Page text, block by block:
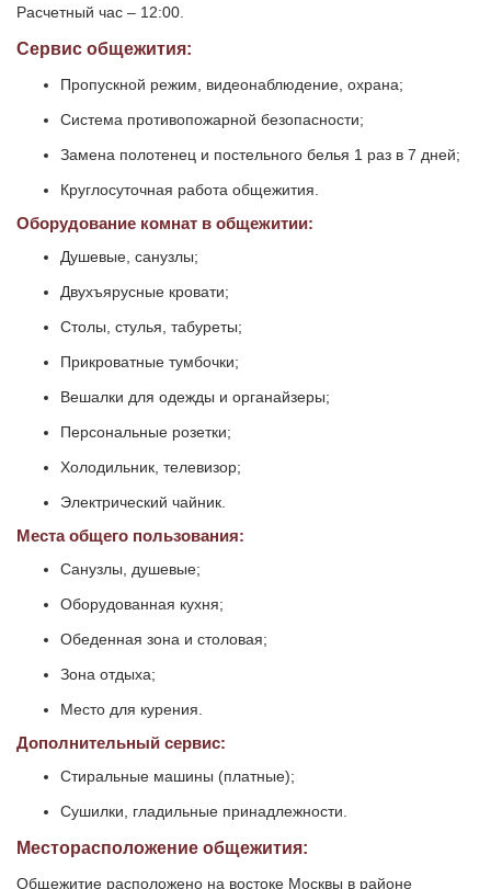
Расчетный час – 12:00.
Сервис общежития:
Пропускной режим, видеонаблюдение, охрана;
Система противопожарной безопасности;
Замена полотенец и постельного белья 1 раз в 7 дней;
Круглосуточная работа общежития.
Оборудование комнат в общежитии:
Душевые, санузлы;
Двухъярусные кровати;
Столы, стулья, табуреты;
Прикроватные тумбочки;
Вешалки для одежды и органайзеры;
Персональные розетки;
Холодильник, телевизор;
Электрический чайник.
Места общего пользования:
Санузлы, душевые;
Оборудованная кухня;
Обеденная зона и столовая;
Зона отдыха;
Место для курения.
Дополнительный сервис:
Стиральные машины (платные);
Сушилки, гладильные принадлежности.
Месторасположение общежития:
Общежитие расположено на востоке Москвы в районе